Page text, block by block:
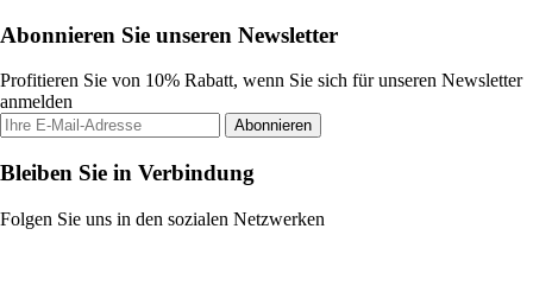
Abonnieren Sie unseren Newsletter
Profitieren Sie von 10% Rabatt, wenn Sie sich für unseren Newsletter
anmelden
Abonnieren
Bleiben Sie in Verbindung
Folgen Sie uns in den sozialen Netzwerken